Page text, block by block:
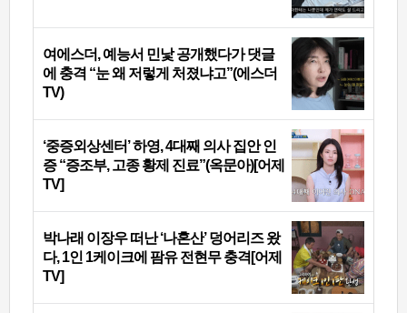
여에스더, 예능서 민낯 공개했다가 댓글
에 충격 “눈 왜 저렇게 처졌냐고”(에스더
TV)
‘중증외상센터’ 하영, 4대째 의사 집안 인
증 “증조부, 고종 황제 진료”(옥문아)[어제
TV]
박나래 이장우 떠난 ‘나혼산’ 덩어리즈 왔
다, 1인 1케이크에 팜유 전현무 충격[어제
TV]